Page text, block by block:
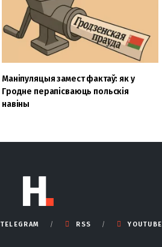
Маніпуляцыя замест фактаў: як у
Гродне перапісваюць польскія
навіны
TELEGRAM RSS YOUTUBE